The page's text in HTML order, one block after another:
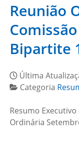
Reunião
Bipartite
Última
Categoria
Resumo Executivo
Ordinária